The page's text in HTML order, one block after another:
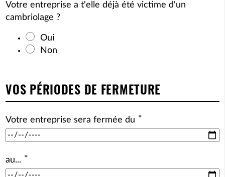
Votre entreprise a t'elle déjà été victime d'un
cambriolage ?
Oui
Non
VOS PÉRIODES DE FERMETURE
Votre entreprise sera fermée du *
au... *